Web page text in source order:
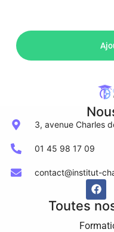
3, avenue Charles
01 45 98 17 09
contact@institut-
Toutes